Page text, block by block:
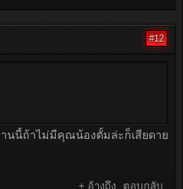
#12
นนี้ถ้าไม่มีคุณน้องตั้มล่ะก็เสียดาย
+ อ้างถึง ตอบกลับ